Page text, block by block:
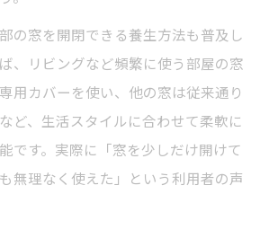
の窓を開閉できる養生方法も普及し
、リビングなど頻繁に使う部屋の窓
用カバーを使い、他の窓は従来通り
ど、生活スタイルに合わせて柔軟に
です。実際に「窓を少しだけ開けて
無理なく使えた」という利用者の声